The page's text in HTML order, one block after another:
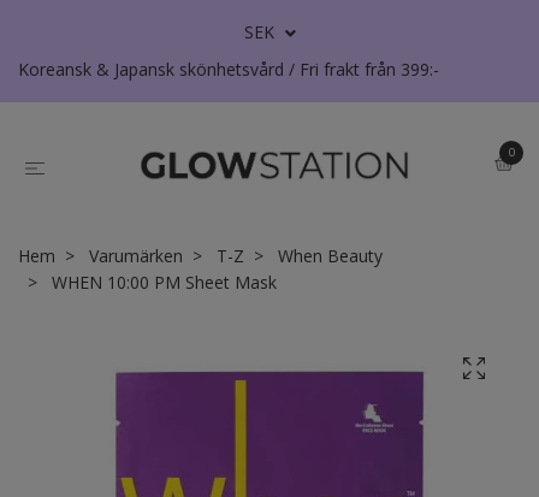
SEK
Koreansk & Japansk skönhetsvård / Fri frakt från 399:-
0
Hem Varumärken T-Z
When Beauty
WHEN 10:00 PM Sheet Mask